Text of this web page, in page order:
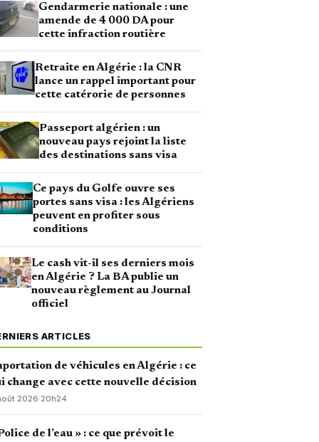
Gendarmerie nationale : une
amende de 4 000 DA pour
cette infraction routière
Retraite en Algérie : la CNR
lance un rappel important pour
cette catérorie de personnes
Passeport algérien : un
nouveau pays rejoint la liste
des destinations sans visa
Ce pays du Golfe ouvre ses
portes sans visa : les Algériens
peuvent en profiter sous
conditions
Le cash vit-il ses derniers mois
en Algérie ? La BA publie un
nouveau règlement au Journal
officiel
ARTICLES
de véhicules en Algérie : ce
change avec cette nouvelle décision
2026·20h24
de l’eau » : ce que prévoit le